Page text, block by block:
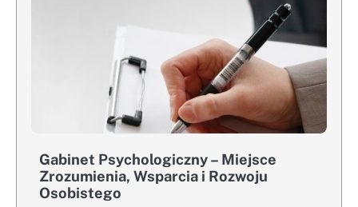
Gabinet Psychologiczny – Miejsce
Zrozumienia, Wsparcia i Rozwoju
Osobistego